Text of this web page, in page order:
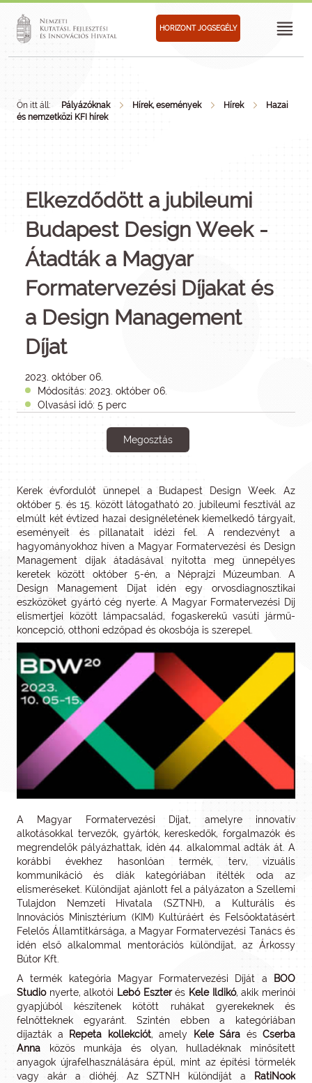
HORIZONT JOGSEGÉLY
Ön itt áll: Pályázóknak Hírek, események Hírek
Hazai
és nemzetközi KFI hírek
Elkezdődött a jubileumi
Budapest Design Week -
Átadták a Magyar
Formatervezési Díjakat és
a Design Management
Díjat
2023. október 06.
Módosítás: 2023. október 06.
Olvasási idő: 5 perc
Megosztás
Kerek évfordulót ünnepel a Budapest Design Week. Az
október 5. és 15. között látogatható 20. jubileumi fesztivál az
elmúlt két évtized hazai designéletének kiemelkedő tárgyait,
eseményeit és pillanatait idézi fel. A rendezvényt a
hagyományokhoz híven a Magyar Formatervezési és Design
Management díjak átadásával nyitotta meg ünnepélyes
keretek között október 5-én, a Néprajzi Múzeumban. A
Design Management Díjat idén egy orvosdiagnosztikai
eszközöket gyártó cég nyerte. A Magyar Formatervezési Díj
elismertjei között lámpacsalád, fogaskerekű vasúti jármű-
koncepció, otthoni edzőpad és okosbója is szerepel.
A Magyar Formatervezési Díjat, amelyre innovatív
alkotásokkal tervezők, gyártók, kereskedők, forgalmazók és
megrendelők pályázhattak, idén 44. alkalommal adták át. A
korábbi évekhez hasonlóan termék, terv, vizuális
kommunikáció és diák kategóriában ítélték oda az
elismeréseket. Különdíjat ajánlott fel a pályázaton a Szellemi
Tulajdon Nemzeti Hivatala (SZTNH), a Kulturális és
Innovációs Minisztérium (KIM) Kultúráért és Felsőoktatásért
Felelős Államtitkársága, a Magyar Formatervezési Tanács és
idén első alkalommal mentorációs különdíjat, az Árkossy
Bútor Kft.
A termék kategória Magyar Formatervezési Díját a
BOO
Studionyerte, alkotói Lebó Eszterés Kele Ildikó, akik merinói
gyapjúból készítenek kötött ruhákat gyerekeknek és
felnőtteknek egyaránt. Szintén ebben a kategóriában
díjazták a
Repeta kollekciót, amely Kele Sára és Cserba
Anna közös munkája és olyan, hulladéknak minősített
anyagok újrafelhasználására épül, mint az építési törmelék
vagy akár a dióhéj. Az SZTNH különdíját a
RatiNook